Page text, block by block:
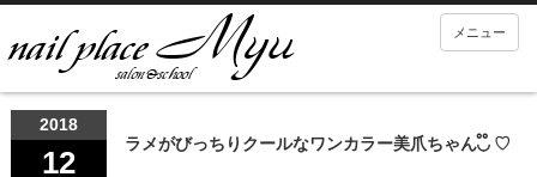
メニュー
2018
12
ラメがびっちりクールなワンカラー美爪ちゃん◟̊◞̊ ♡